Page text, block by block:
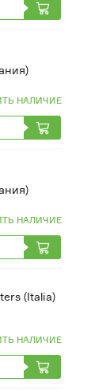
НАЛИЧИЕ
НАЛИЧИЕ
(Italia)
НАЛИЧИЕ